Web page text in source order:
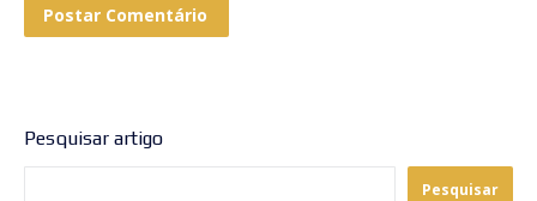
Postar Comentário
Pesquisar artigo
Pesquisar